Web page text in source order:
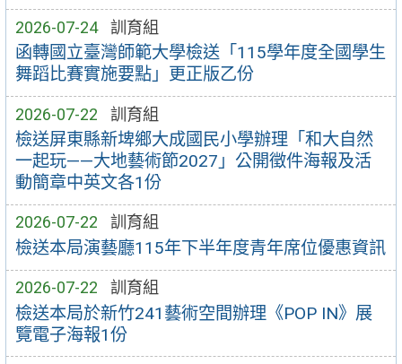
2026-07-24 訓育組
函轉國立臺灣師範大學檢送「115學年度全國學生
舞蹈比賽實施要點」更正版乙份
2026-07-22 訓育組
檢送屏東縣新埤鄉大成國民小學辦理「和大自然
一起玩——大地藝術節2027」公開徵件海報及活
動簡章中英文各1份
2026-07-22 訓育組
檢送本局演藝廳115年下半年度青年席位優惠資訊
2026-07-22 訓育組
檢送本局於新竹241藝術空間辦理《POP IN》展
覽電子海報1份